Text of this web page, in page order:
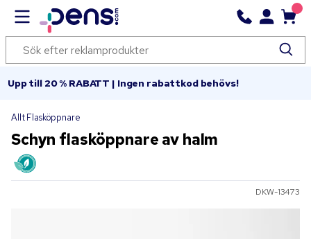
Upp till 20 % RABATT | Ingen rabattkod behövs!
Allt Flasköppnare
Schyn flasköppnare av halm
DKW-13473